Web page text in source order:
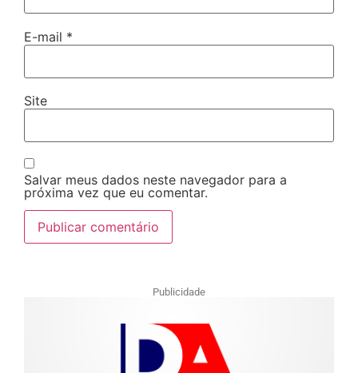
E-mail *
Site
Salvar meus dados neste navegador para a
próxima vez que eu comentar.
Publicidade